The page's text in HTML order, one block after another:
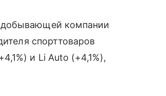
компании
спорттоваров
и Li Auto (+4,1%),